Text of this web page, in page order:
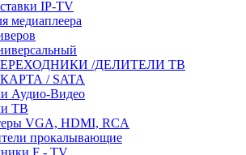
IP-TV
медиаплеера
/ДЕЛИТЕЛИ ТВ
/ SATA
Аудио-Видео
ТВ
VGA, HDMI, RCA
прокалывающие
F - TV